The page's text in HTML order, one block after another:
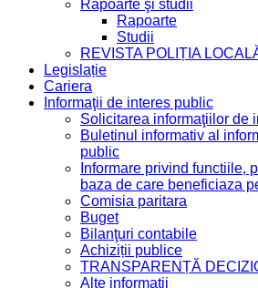
Rapoarte şi studii
Rapoarte
Studii
REVISTA POLIȚIA
Legislație
Cariera
Informaţii de interes public
Solicitarea informaţiilor de
Buletinul informativ al
public
Informare privind functiile,
baza de care beneficiaza
Comisia paritara
Buget
Bilanţuri contabile
Achiziții publice
TRANSPARENȚĂ
Alte informatii